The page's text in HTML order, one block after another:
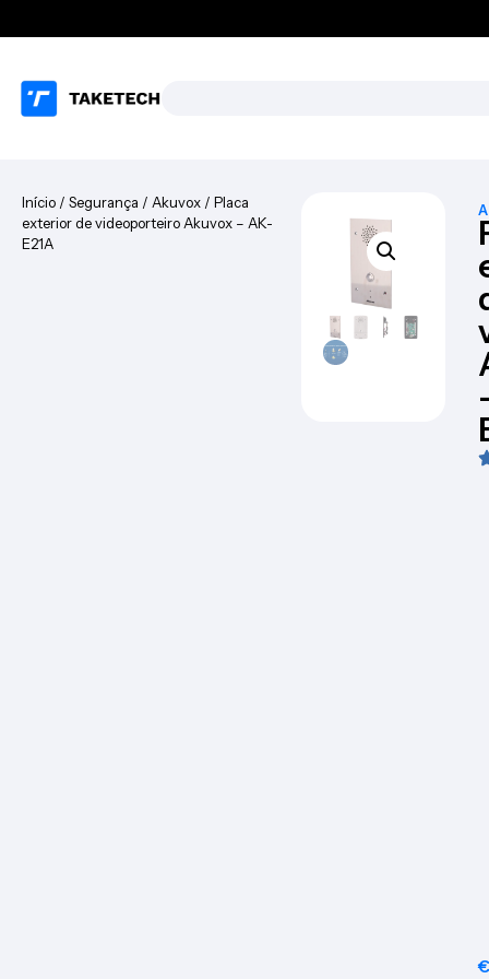
Início / Segurança / Akuvox / Placa
exterior de videoporteiro Akuvox – AK-
E21A
€